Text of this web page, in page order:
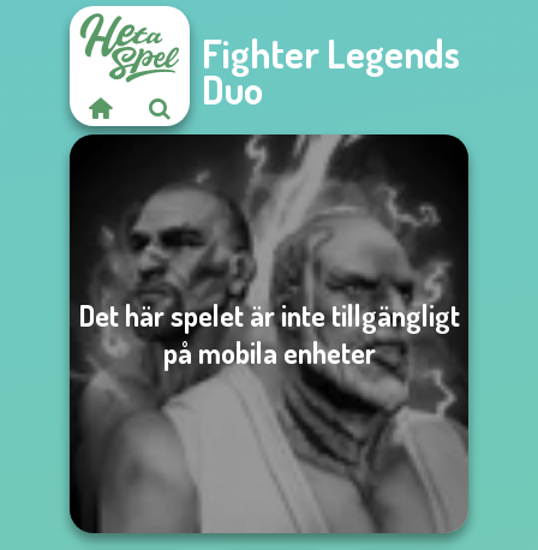
Fighter Legends
Duo
Det här spelet är inte tillgängligt
på mobila enheter